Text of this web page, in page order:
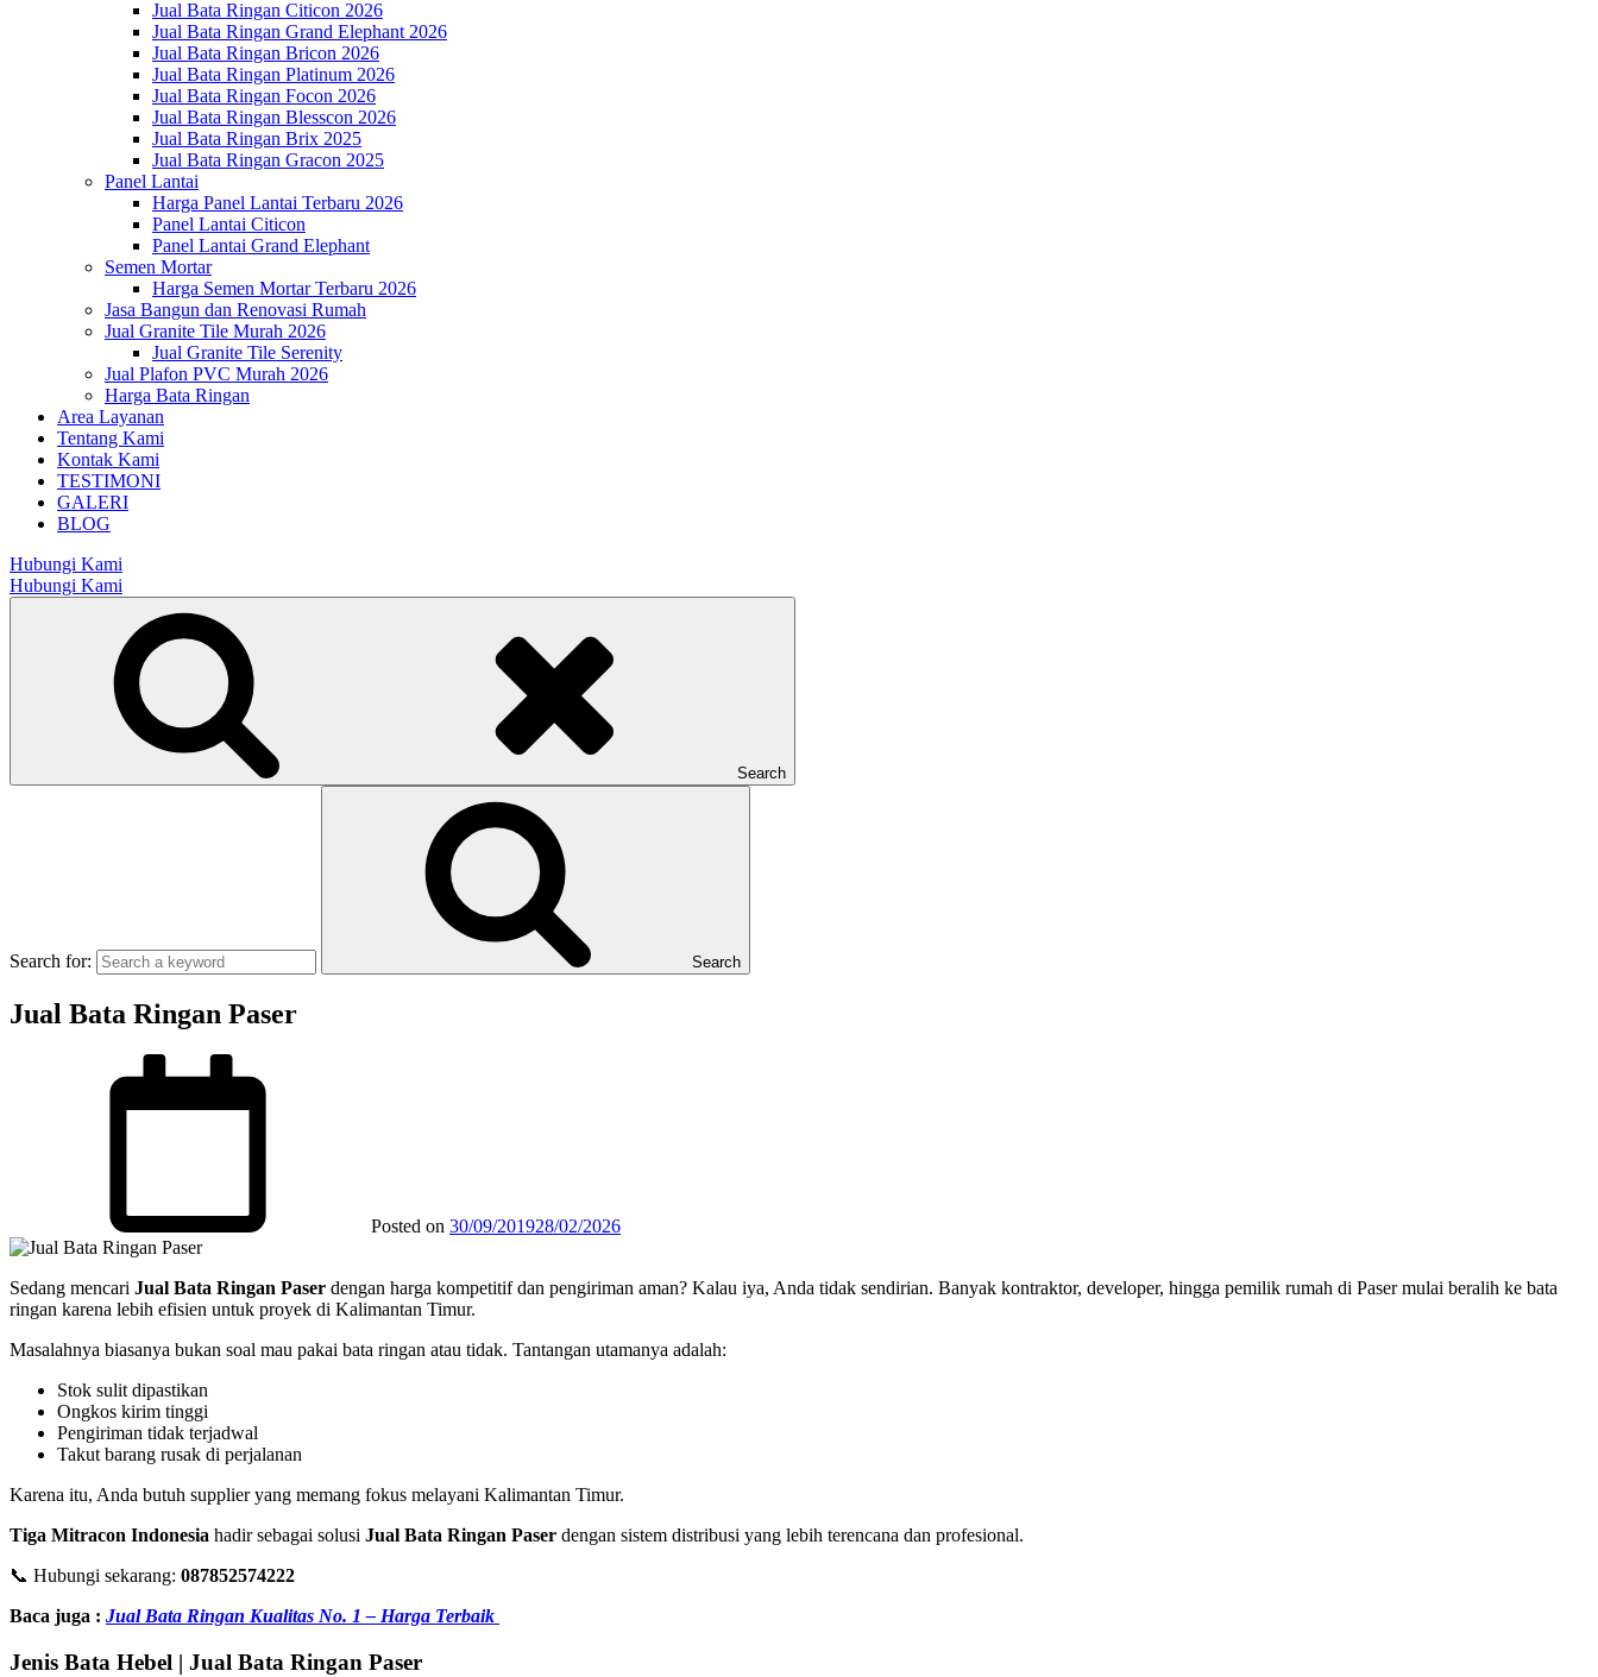
Jual Bata Ringan Citicon 2026
Jual Bata Ringan Grand Elephant 2026
Jual Bata Ringan Bricon 2026
Jual Bata Ringan Platinum 2026
Jual Bata Ringan Focon 2026
Jual Bata Ringan Blesscon 2026
Jual Bata Ringan Brix 2025
Jual Bata Ringan Gracon 2025
Panel Lantai
Harga Panel Lantai Terbaru 2026
Panel Lantai Citicon
Panel Lantai Grand Elephant
Semen Mortar
Harga Semen Mortar Terbaru 2026
Jasa Bangun dan Renovasi Rumah
Jual Granite Tile Murah 2026
Jual Granite Tile Serenity
Jual Plafon PVC Murah 2026
Harga Bata Ringan
Area Layanan
Tentang Kami
Kontak Kami
TESTIMONI
GALERI
BLOG
Hubungi Kami
Hubungi Kami
Search
Search for: Search
Jual Bata Ringan Paser
Posted on 30/09/201928/02/2026
Sedang mencari Jual Bata Ringan Paser dengan harga kompetitif dan pengiriman aman? Kalau iya, Anda tidak sendirian. Banyak kontraktor, developer, hingga pemilik rumah di Paser mulai beralih ke bata
ringan karena lebih efisien untuk proyek di Kalimantan Timur.
Masalahnya biasanya bukan soal mau pakai bata ringan atau tidak. Tantangan utamanya adalah:
Stok sulit dipastikan
Ongkos kirim tinggi
Pengiriman tidak terjadwal
Takut barang rusak di perjalanan
Karena itu, Anda butuh supplier yang memang fokus melayani Kalimantan Timur.
Tiga Mitracon Indonesia hadir sebagai solusi Jual Bata Ringan Paser dengan sistem distribusi yang lebih terencana dan profesional.
📞 Hubungi sekarang: 087852574222
Baca juga : Jual Bata Ringan Kualitas No. 1 – Harga Terbaik
Jenis Bata Hebel | Jual Bata Ringan Paser